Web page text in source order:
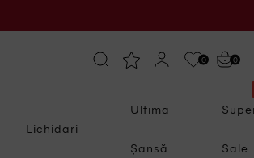
0 0
Lichidari
Ultima
Șansă Sale